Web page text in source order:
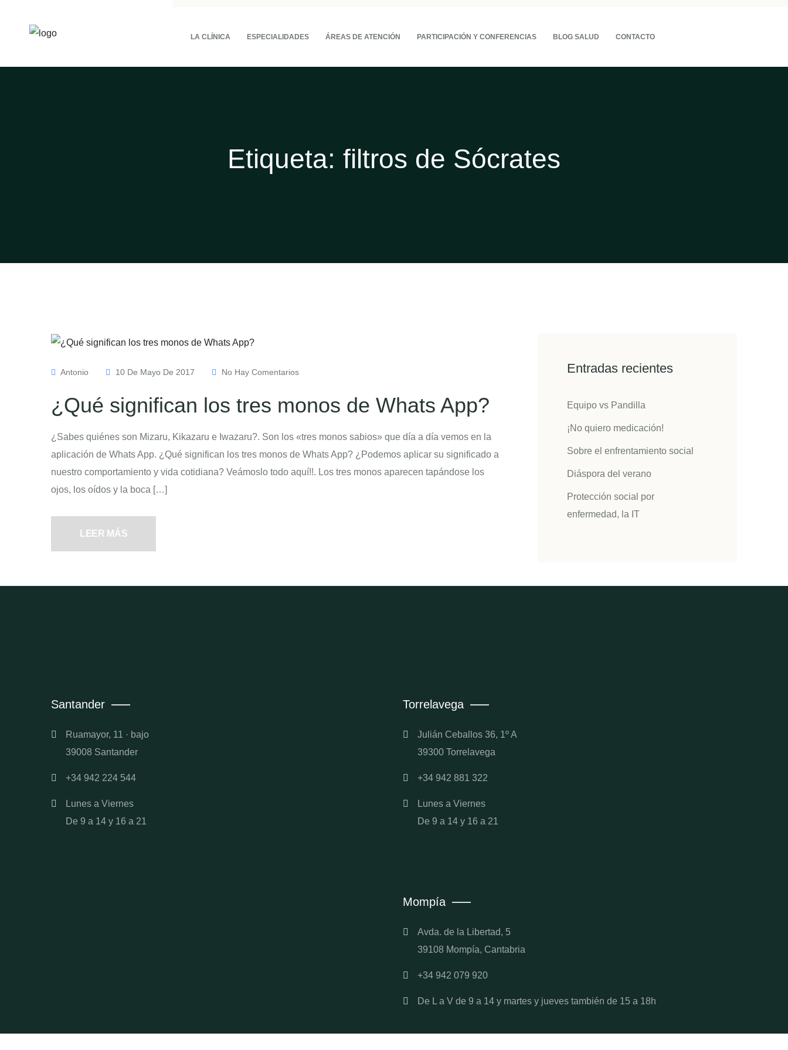
LA CLÍNICA ESPECIALIDADES ÁREAS DE ATENCIÓN PARTICIPACIÓN Y CONFERENCIAS BLOG SALUD CONTACTO
Etiqueta: filtros de Sócrates
Antonio 10 De Mayo De 2017 No Hay Comentarios
¿Qué significan los tres monos de Whats App?
¿Sabes quiénes son Mizaru, Kikazaru e Iwazaru?. Son los «tres monos sabios» que día a día vemos en la
aplicación de Whats App. ¿Qué significan los tres monos de Whats App? ¿Podemos aplicar su significado a
nuestro comportamiento y vida cotidiana? Veámoslo todo aquí!!. Los tres monos aparecen tapándose los
ojos, los oídos y la boca […]
LEER MÁS
Entradas recientes
Equipo vs Pandilla
¡No quiero medicación!
Sobre el enfrentamiento social
Diáspora del verano
Protección social por
enfermedad, la IT
Santander
Ruamayor, 11 · bajo
39008 Santander
+34 942 224 544
Lunes a Viernes
De 9 a 14 y 16 a 21
Torrelavega
Julián Ceballos 36, 1º A
39300 Torrelavega
+34 942 881 322
Lunes a Viernes
De 9 a 14 y 16 a 21
Mompía
Avda. de la Libertad, 5
39108 Mompía, Cantabria
+34 942 079 920
De L a V de 9 a 14 y martes y jueves también de 15 a 18h